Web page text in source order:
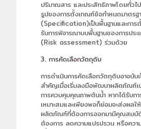
ปริมาณสาร และประสิทธิภาพโดยทั่วไ
รูปของการตั้งเกณฑ์ข้อกำหนดมาตรฐ
(Specification)เป็นพื้นฐานและการ
รับการพิจารณาบนพื้นฐานของการประ
(Risk assessment) ร่วมด้วย
3. การคัดเลือกวัตถุดิบ
การดำเนินการคัดเลือกวัตถุดิบอาจนับ
สำคัญเมื่อเริ่มลงมือพัฒนาผลิตภัณฑ์เ
การควบคุมคุณภาพต้นน้ำ หากได้รับก
เหมาะสมและเพียงพอก็ย่อมจะส่งผลใ
ผลิตภัณฑ์ที่ต้องการออกมามีคุณสมบั
ต้องการ ลดความแปรปรวน หรือคว